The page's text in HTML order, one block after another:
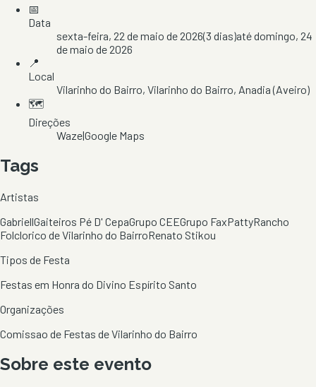
📅
Data
sexta-feira, 22 de maio de 2026(3 dias)atédomingo, 24
de maio de 2026
📍
Local
Vilarinho do Bairro, Vilarinho do Bairro, Anadia(Aveiro)
🗺️
Direções
Waze|Google Maps
Tags
Artistas
GabriellGaiteiros Pé D' CepaGrupo CEEGrupo FaxPattyRancho
Folclorico de Vilarinho do BairroRenato Stikou
Tipos de Festa
Festas em Honra do Divino Espírito Santo
Organizações
Comissao de Festas de Vilarinho do Bairro
Sobre este evento